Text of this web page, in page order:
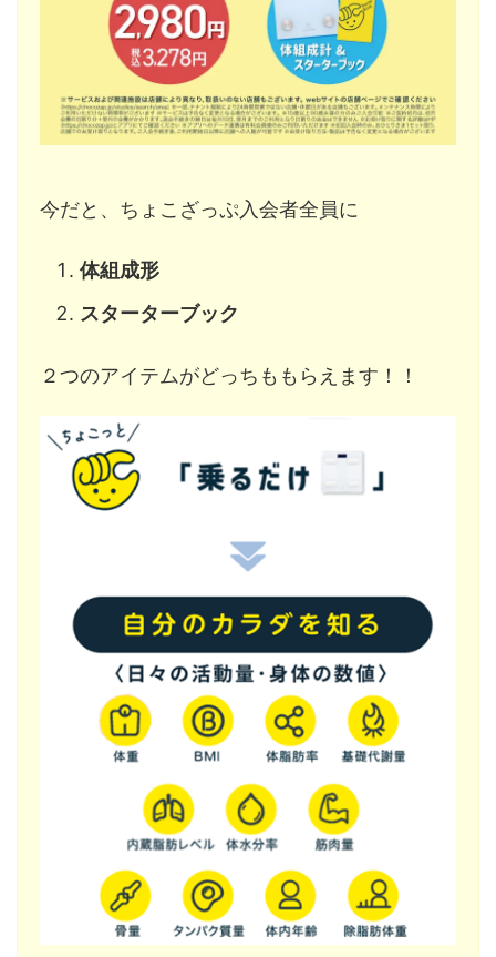
今だと、ちょこざっぷ入会者全員に
体組成形
スターターブック
２つのアイテムがどっちももらえます！！